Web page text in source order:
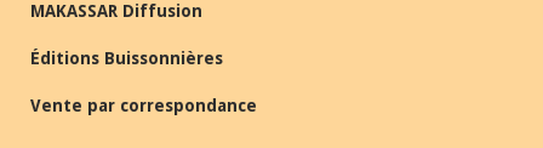
MAKASSAR Diffusion
Éditions Buissonnières
Vente par correspondance